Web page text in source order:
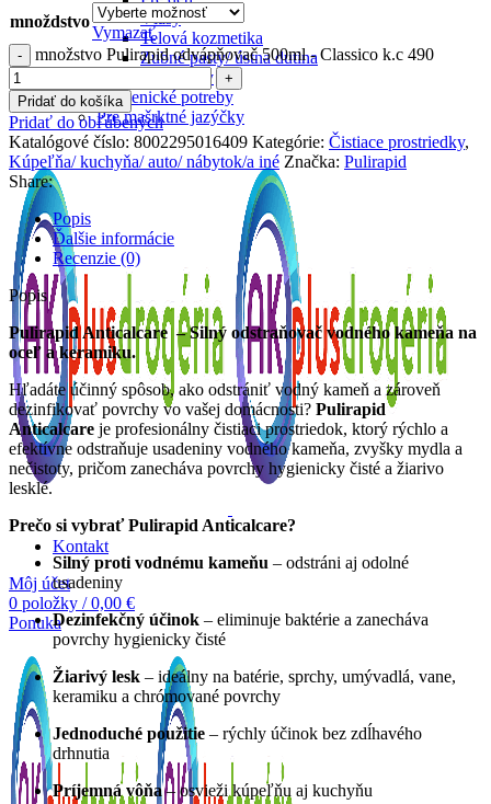
Vlasy
Telová kozmetika
Zubné pasty/ ústna dutina
Plienky/ obrúsky
Hygienické potreby
Pre mašrktné jazýčky
Kontakt
Môj účet
0 položky / 0,00 €
Ponuka
množdstvo
Vymazať
množstvo Pulirapid odvápňovač 500ml - Classico k.c 490
Pridať do košíka
Pridať do obľúbených
Katalógové číslo: 8002295016409 Kategórie: Čistiace prostriedky,
Kúpeľňa/ kuchyňa/ auto/ nábytok/a iné Značka: Pulirapid
Share:
Popis
Ďalšie informácie
Recenzie (0)
Popis
Pulirapid Anticalcare – Silný odstraňovač vodného kameňa na
oceľ a keramiku.
Hľadáte účinný spôsob, ako odstrániť vodný kameň a zároveň
dezinfikovať povrchy vo vašej domácnosti? Pulirapid
Anticalcare je profesionálny čistiaci prostriedok, ktorý rýchlo a
efektívne odstraňuje usadeniny vodného kameňa, zvyšky mydla a
nečistoty, pričom zanecháva povrchy hygienicky čisté a žiarivo
lesklé.
Prečo si vybrať Pulirapid Anticalcare?
Silný proti vodnému kameňu – odstráni aj odolné
usadeniny
Dezinfekčný účinok – eliminuje baktérie a zanecháva
povrchy hygienicky čisté
Žiarivý lesk – ideálny na batérie, sprchy, umývadlá, vane,
keramiku a chrómované povrchy
Jednoduché použitie – rýchly účinok bez zdĺhavého
drhnutia
Príjemná vôňa– osvieži kúpeľňu aj kuchyňu